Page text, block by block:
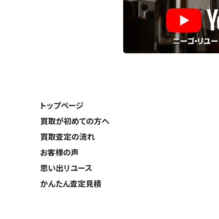
トップページ
買取が初めての方へ
買取査定の流れ
お客様の声
思い出リユース
かんたん査定見積